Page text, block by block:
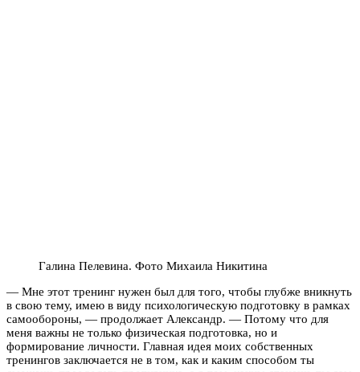
Галина Пелевина. Фото Михаила Никитина
— Мне этот тренинг нужен был для того, чтобы глубже вникнуть
в свою тему, имею в виду психологическую подготовку в рамках
самообороны, — продолжает Александр. — Потому что для
меня важны не только физическая подготовка, но и
формирование личности. Главная идея моих собственных
тренингов заключается не в том, как и каким способом ты